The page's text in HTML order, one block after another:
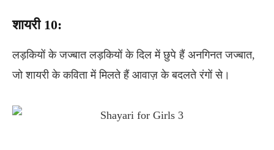
शायरी 10:
लड़कियों के जज्बात लड़कियों के दिल में छुपे हैं अनगिनत जज्बात,
जो शायरी के कविता में मिलते हैं आवाज़ के बदलते रंगों से।